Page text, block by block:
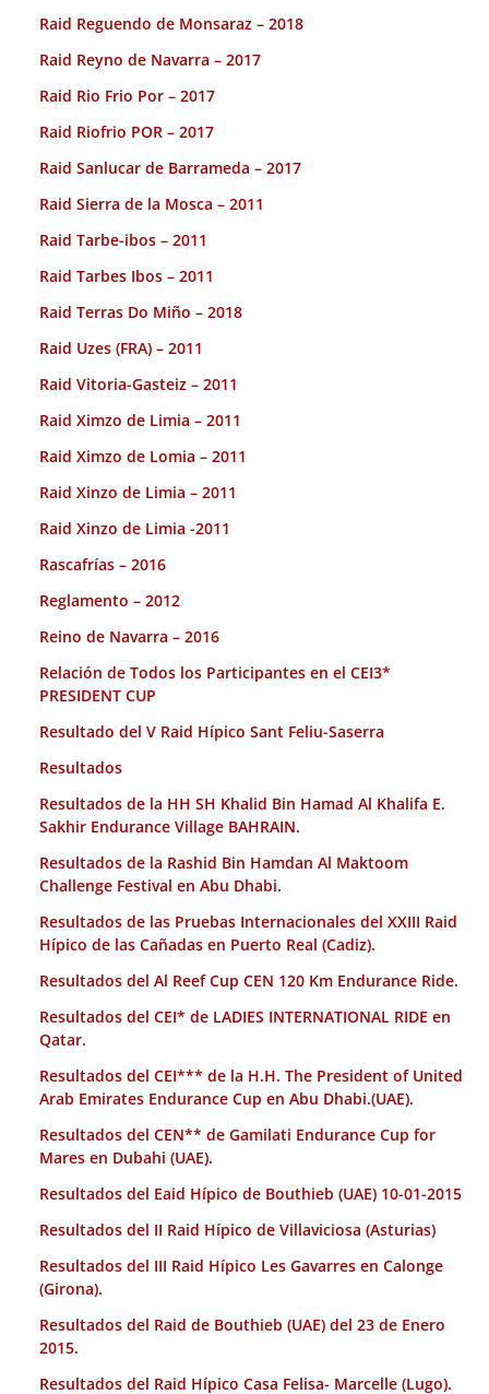
Raid Reguendo de Monsaraz – 2018
Raid Reyno de Navarra – 2017
Raid Rio Frio Por – 2017
Raid Riofrio POR – 2017
Raid Sanlucar de Barrameda – 2017
Raid Sierra de la Mosca – 2011
Raid Tarbe-ibos – 2011
Raid Tarbes Ibos – 2011
Raid Terras Do Miño – 2018
Raid Uzes (FRA) – 2011
Raid Vitoria-Gasteiz – 2011
Raid Ximzo de Limia – 2011
Raid Ximzo de Lomia – 2011
Raid Xinzo de Limia – 2011
Raid Xinzo de Limia -2011
Rascafrías – 2016
Reglamento – 2012
Reino de Navarra – 2016
Relación de Todos los Participantes en el CEI3*
PRESIDENT CUP
Resultado del V Raid Hípico Sant Feliu-Saserra
Resultados
Resultados de la HH SH Khalid Bin Hamad Al Khalifa E.
Sakhir Endurance Village BAHRAIN.
Resultados de la Rashid Bin Hamdan Al Maktoom
Challenge Festival en Abu Dhabi.
Resultados de las Pruebas Internacionales del XXIII Raid
Hípico de las Cañadas en Puerto Real (Cadiz).
Resultados del Al Reef Cup CEN 120 Km Endurance Ride.
Resultados del CEI* de LADIES INTERNATIONAL RIDE en
Qatar.
Resultados del CEI*** de la H.H. The President of United
Arab Emirates Endurance Cup en Abu Dhabi.(UAE).
Resultados del CEN** de Gamilati Endurance Cup for
Mares en Dubahi (UAE).
Resultados del Eaid Hípico de Bouthieb (UAE) 10-01-2015
Resultados del II Raid Hípico de Villaviciosa (Asturias)
Resultados del III Raid Hípico Les Gavarres en Calonge
(Girona).
Resultados del Raid de Bouthieb (UAE) del 23 de Enero
2015.
Resultados del Raid Hípico Casa Felisa- Marcelle (Lugo).